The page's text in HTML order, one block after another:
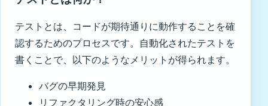
テストとは、コードが期待通りに動作することを確
認するためのプロセスです。自動化されたテストを
書くことで、以下のようなメリットが得られます。
バグの早期発見
リファクタリング時の安心感